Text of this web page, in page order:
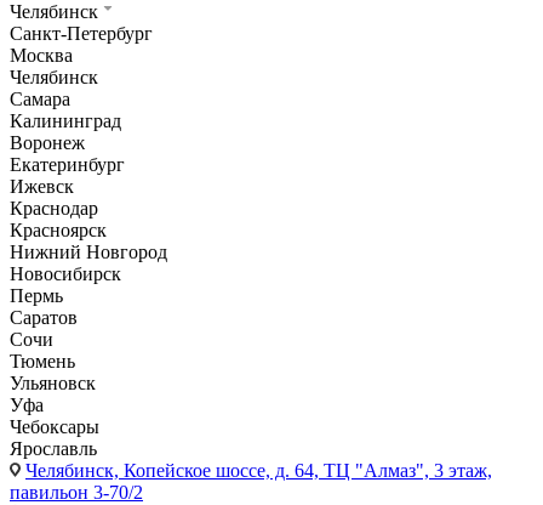
Челябинск
Санкт-Петербург
Москва
Челябинск
Самара
Калининград
Воронеж
Екатеринбург
Ижевск
Краснодар
Красноярск
Нижний Новгород
Новосибирск
Пермь
Саратов
Сочи
Тюмень
Ульяновск
Уфа
Чебоксары
Ярославль
Челябинск, Копейское шоссе, д. 64, ТЦ "Алмаз", 3 этаж,
павильон 3-70/2